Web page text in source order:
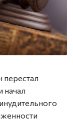
перестал
начал